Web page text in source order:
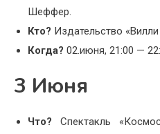
Шеффер.
Кто? Издательство
Когда? 02.июня, 21:00 —
3 Июня
Что? Спектакль